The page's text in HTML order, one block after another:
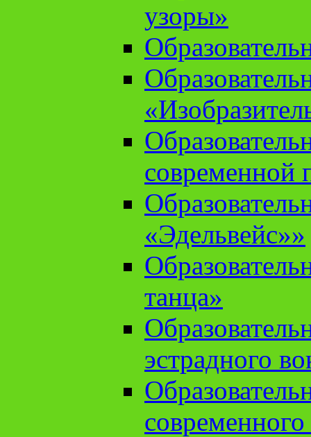
узоры»
современной
«Эдельвейс»»
танца»
эстрадного